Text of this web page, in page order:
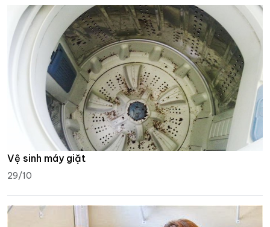
Vệ sinh máy giặt
29/10